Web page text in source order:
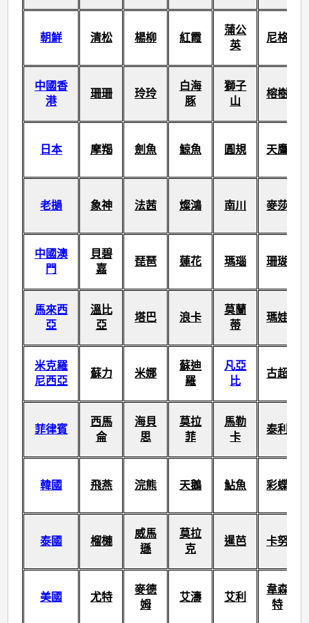
朝鮮 清松 楊柳 紅霞
蒲公
英
尼格
中國香
港
珊珊 玲玲
白海
豚
獅子
山
榕樹
日本 摩羯 劍魚 鯨魚 圓規 天鷹
老撾 象神 法茜 燦鴻 南川 麥莎
中國澳
門
貝碧
嘉
琵琶 蓮花 瑪瑙 珊瑚
馬來西
亞
溫比
亞
塔巴 浪卡
莫蘭
蒂
瑪娃
米克羅
尼西亞
蘇力 米娜
蘇迪
羅
凡亞
比
古超
菲律賓
西馬
侖
海貝
思
莫拉
菲
馬勒
卡
泰利
韓國 飛燕 浣熊 天鵝 鮎魚 彩蝶
泰國 榴槤
威馬
遜
莫拉
克
暹芭 卡努
美國 尤特
麥德
姆
艾濤 艾利
韋森
特